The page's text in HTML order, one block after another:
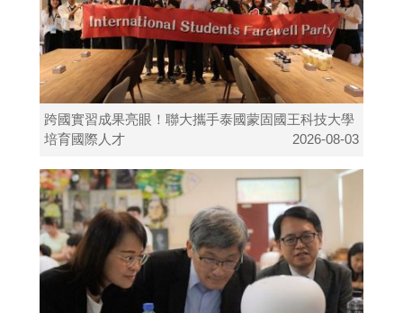
跨國實習成果亮眼！聯大攜手泰國蒙固國王科技大學
培育國際人才
2026-08-03